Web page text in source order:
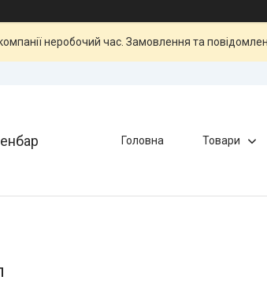
неробочий час. Замовлення та
Головна Товари